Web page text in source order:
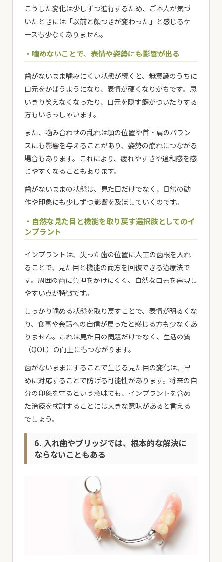
こうした変化は少しずつ進行するため、ご本人が気づ
いたときには「以前と顔つきが変わった」と感じるケ
ースも少なくありません。
・噛めないことで、表情や姿勢にも影響が出る
歯がないまま噛みにくい状態が続くと、無意識のうちに
口元をかばうようになり、表情が硬くなりがちです。思
いきり笑えなくなったり、口元を隠す癖がついたりする
方もいらっしゃいます。
また、噛み合わせの乱れは顎の位置や首・肩のバラン
スにも影響を与えることがあり、姿勢の崩れにつながる
場合もあります。これにより、疲れやすさや違和感を感
じやすくなることもあります。
歯がないままの状態は、見た目だけでなく、日常の動
作や印象にも少しずつ影響を及ぼしていくのです。
・自然な見た目と機能を取り戻す選択肢としてのイ
ンプラント
インプラントは、失った歯の位置に人工の歯根を入れ
ることで、見た目と機能の両方を回復できる治療法で
す。周囲の歯に負担をかけにくく、自然な口元を再現し
やすい点が特徴です。
しっかり噛める状態を取り戻すことで、表情が明るくな
り、食事や会話への自信が戻ったと感じる方も少なくあ
りません。これは見た目の問題だけでなく、生活の質
（QOL）の向上にもつながります。
歯がないままにすることで生じる見た目の変化は、早
めに対応することで防げる可能性があります。将来の自
分の印象を守るという意味でも、インプラントを含め
た治療を検討することには大きな意味があると言える
でしょう。
6. 入れ歯やブリッジでは、根本的な解決に
ならないこともある